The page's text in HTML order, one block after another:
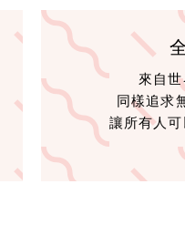
來自
同樣追求
讓所有人